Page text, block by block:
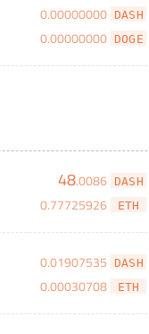
0.00000000 DASH
0.00000000 DOGE
48.0086 DASH
0.77725926 ETH
0.01907535 DASH
0.00030708 ETH